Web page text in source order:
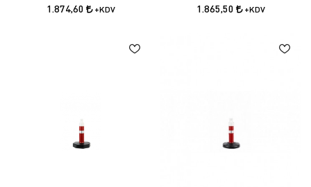
1.874,60 +KDV 1.865,50 +KDV